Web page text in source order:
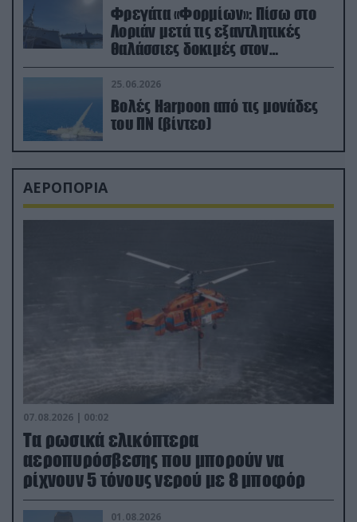
Φρεγάτα «Φορμίων»: Πίσω στο
Λοριάν μετά τις εξαντλητικές
θαλάσσιες δοκιμές στον
απαιτητικό Βισκαϊκό
25.06.2026
Βολές Harpoon από τις μονάδες
του ΠΝ (βίντεο)
ΑΕΡΟΠΟΡΙΑ
07.08.2026 | 00:02
Τα ρωσικά ελικόπτερα
αεροπυρόσβεσης που μπορούν να
ρίχνουν 5 τόνους νερού με 8 μποφόρ
01.08.2026